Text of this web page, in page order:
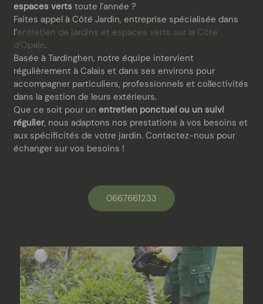
espaces verts toute l’année ?
Faites appel à Côté Jardin, entreprise spécialisée dans
l’entretien de jardins et espaces verts sur la Côte
d’Opale.
Basée à Tardinghen, notre équipe intervient
régulièrement à Calais et dans ses environs pour
accompagner particuliers, professionnels et collectivités
dans la gestion de leurs extérieurs.
Que ce soit pour un entretien ponctuel ou un suivi
régulier, nous adaptons nos prestations à vos besoins et
aux spécificités de votre jardin. Contactez-nous pour
échanger sur vos besoins !
0667661233